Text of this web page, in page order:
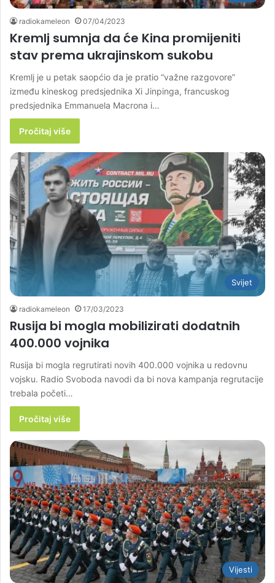
radiokameleon 07/04/2023
Kremlj sumnja da će Kina promijeniti
stav prema ukrajinskom sukobu
Kremlj je u petak saopćio da je pratio “važne razgovore”
između kineskog predsjednika Xi Jinpinga, francuskog
predsjednika Emmanuela Macrona i…
Pročitaj više
Svijet
radiokameleon 17/03/2023
Rusija bi mogla mobilizirati dodatnih
400.000 vojnika
Rusija bi mogla regrutirati novih 400.000 vojnika u redovnu
vojsku. Radio Svoboda navodi da bi nova kampanja regrutacije
trebala početi…
Pročitaj više
Vijesti